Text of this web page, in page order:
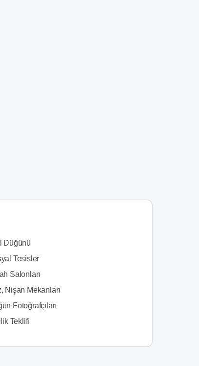
Düğünü
Tesisler
Salonları
Nişan Mekanları
Fotoğrafçıları
Teklifi